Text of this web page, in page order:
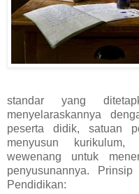
standar yang
menyelaraskannya
peserta didik, satuan
menyusun
wewenang untuk
penyusunannya.
Pendidikan: